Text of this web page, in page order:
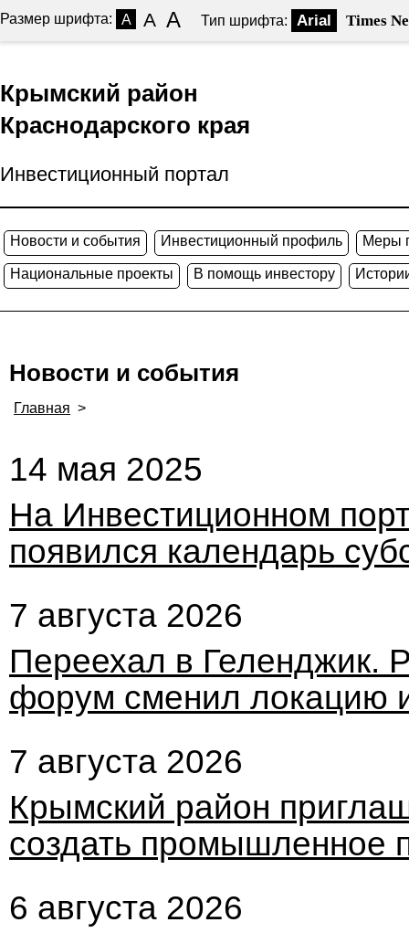
Размер шрифта: A A A Тип шрифта: Arial Times
Крымский район
Краснодарского края
Инвестиционный портал
Новости и события Инвестиционный профиль Меры
Национальные проекты В помощь инвестору
Новости и события
Главная >
14 мая 2025
На Инвестиционном
появился календарь
7 августа 2026
Переехал в Геленджик.
форум сменил локацию
7 августа 2026
Крымский район
создать промышленное
6 августа 2026